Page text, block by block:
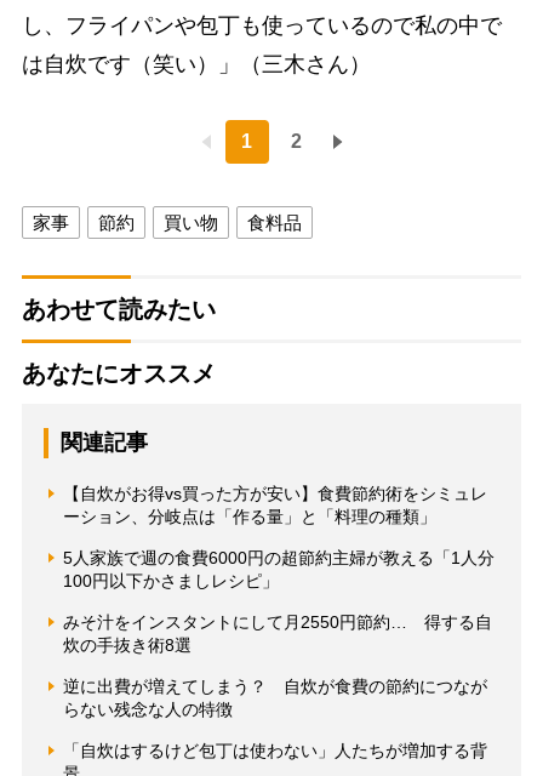
し、フライパンや包丁も使っているので私の中で
は自炊です（笑い）」（三木さん）
1 2
家事 節約 買い物 食料品
あわせて読みたい
あなたにオススメ
関連記事
【自炊がお得vs買った方が安い】食費節約術をシミュレ
ーション、分岐点は「作る量」と「料理の種類」
5人家族で週の食費6000円の超節約主婦が教える「1人分
100円以下かさましレシピ」
みそ汁をインスタントにして月2550円節約… 得する自
炊の手抜き術8選
逆に出費が増えてしまう？ 自炊が食費の節約につなが
らない残念な人の特徴
「自炊はするけど包丁は使わない」人たちが増加する背